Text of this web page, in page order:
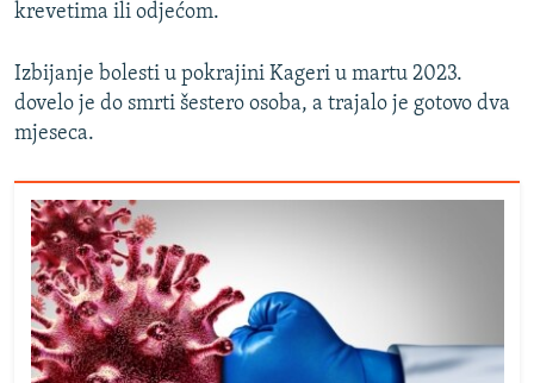
krevetima ili odjećom.
Izbijanje bolesti u pokrajini Kageri u martu 2023.
dovelo je do smrti šestero osoba, a trajalo je gotovo dva
mjeseca.